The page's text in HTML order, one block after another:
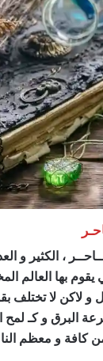
، الكثير و
يقوم بها العالم
لاكن لا تختلف
البرق و كـ
و معظم